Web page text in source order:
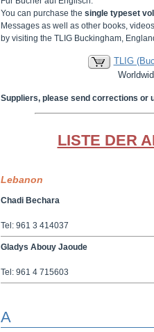
You can purchase the single typeset
Messages as well as other books,
by visiting the TLIG Buckingham,
TLIG
Suppliers, please send corrections or
LISTE DER
Lebanon
Chadi Bechara
Tel: 961 3 414037
Gladys Abouy Jaoude
Tel: 961 4 715603
A